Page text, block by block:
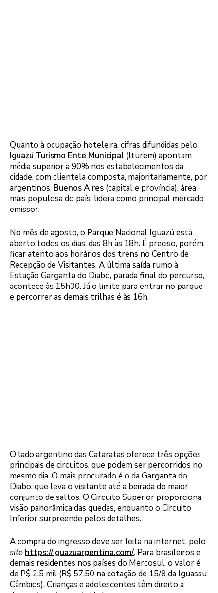
Quanto à ocupação hoteleira, cifras difundidas pelo
Iguazú Turismo Ente Municipal (Iturem) apontam
média superior a 90% nos estabelecimentos da
cidade, com clientela composta, majoritariamente, por
argentinos. Buenos Aires (capital e província), área
mais populosa do país, lidera como principal mercado
emissor.
No mês de agosto, o Parque Nacional Iguazú está
aberto todos os dias, das 8h às 18h. É preciso, porém,
ficar atento aos horários dos trens no Centro de
Recepção de Visitantes. A última saída rumo à
Estação Garganta do Diabo, parada final do percurso,
acontece às 15h30. Já o limite para entrar no parque
e percorrer as demais trilhas é às 16h.
O lado argentino das Cataratas oferece três opções
principais de circuitos, que podem ser percorridos no
mesmo dia. O mais procurado é o da Garganta do
Diabo, que leva o visitante até a beirada do maior
conjunto de saltos. O Circuito Superior proporciona
visão panorâmica das quedas, enquanto o Circuito
Inferior surpreende pelos detalhes.
A compra do ingresso deve ser feita na internet, pelo
site https://iguazuargentina.com/. Para brasileiros e
demais residentes nos países do Mercosul, o valor é
de P$ 2,5 mil (R$ 57,50 na cotação de 15/8 da Iguassu
Câmbios). Crianças e adolescentes têm direito a